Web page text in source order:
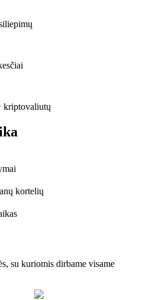
kriptovaliutų
kortelių
su kuriomis dirbame visame